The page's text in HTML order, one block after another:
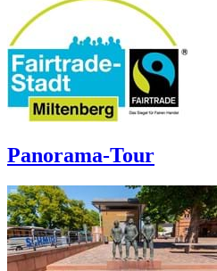
Panorama-Tour